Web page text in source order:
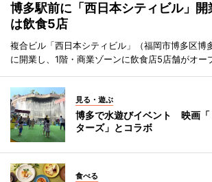
博多駅前に「西日本シティビル」
は飲食5店
複合ビル「西日本シティビル」（福岡市博多区博
に開業し、1階・商業ゾーンに飲食店5店舗がオー
見る・遊ぶ
博多で水遊びイベント 映画「
ターズ」とコラボ
食べる